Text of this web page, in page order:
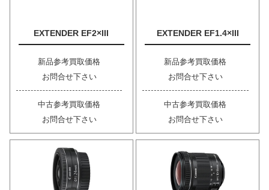
EXTENDER EF2×III
新品参考買取価格
お問合せ下さい
中古参考買取価格
お問合せ下さい
EXTENDER EF1.4×III
新品参考買取価格
お問合せ下さい
中古参考買取価格
お問合せ下さい